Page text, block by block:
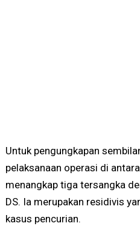
Untuk pengungkapan
pelaksanaan operasi di
menangkap tiga tersangka
DS. Ia merupakan residivis
kasus pencurian.